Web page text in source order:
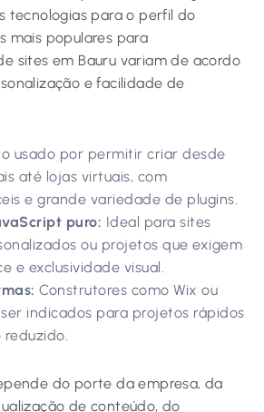
tecnologias para o perfil do
mais populares para
sites em Bauru variam de acordo
e facilidade de
usado por permitir criar desde
até lojas virtuais, com
e grande variedade de plugins.
puro: Ideal para sites
ou projetos que exigem
e exclusividade visual.
Construtores como Wix ou
indicados para projetos rápidos
do porte da empresa, da
de conteúdo, do